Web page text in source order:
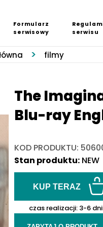
Formularz
serwisowy
serwisu
filmy
The
Blu-ray
KOD PRODUKTU:
Stan produktu: NEW
KUP TERAZ
czas realizacji: 3-6 dni